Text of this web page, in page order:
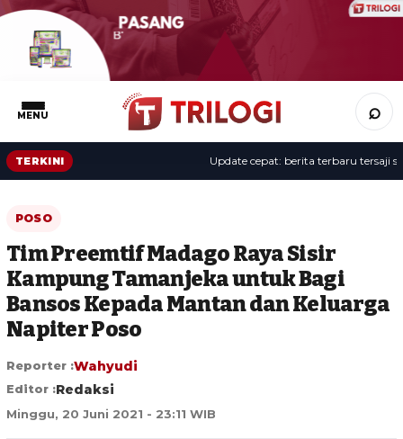
MENU ⌕
TERKINI Update cepat: berita terbaru tersaji
POSO
Tim Preemtif Madago Raya Sisir
Kampung Tamanjeka untuk Bagi
Bansos Kepada Mantan dan Keluarga
Napiter Poso
Reporter :Wahyudi
Editor :Redaksi
Minggu, 20 Juni 2021 - 23:11 WIB